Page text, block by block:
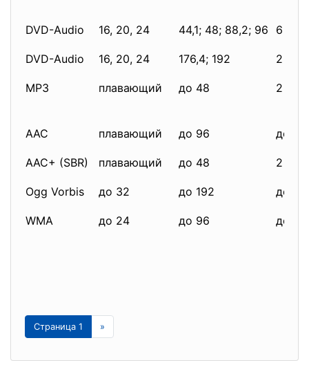
DVD-Audio 16, 20, 24 44,1; 48; 88,2; 96 6
DVD-Audio 16, 20, 24 176,4; 192 2
MP3 плавающий до 48 2
AAC плавающий до 96 до 48
AAC+ (SBR) плавающий до 48 2
Ogg Vorbis до 32 до 192 до
WMA до 24 до 96 до 8
Страница 1 »